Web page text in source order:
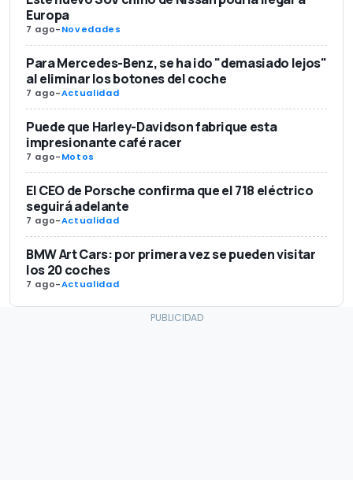
Europa
7 ago-Novedades
Para Mercedes-Benz, se ha ido "demasiado lejos"
al eliminar los botones del coche
7 ago-Actualidad
Puede que Harley-Davidson fabrique esta
impresionante café racer
7 ago-Motos
El CEO de Porsche confirma que el 718 eléctrico
seguirá adelante
7 ago-Actualidad
BMW Art Cars: por primera vez se pueden visitar
los 20 coches
7 ago-Actualidad